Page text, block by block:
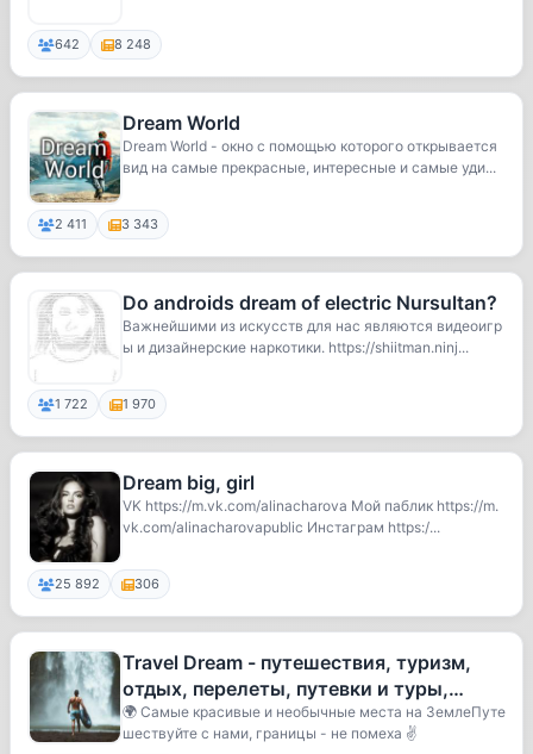
642 8 248
Dream World
Dream World - окно с помощью которого открывается
вид на самые прекрасные, интересные и самые уди...
2 411 3 343
Do androids dream of electric Nursultan?
Важнейшими из искусств для нас являются видеоигр
ы и дизайнерские наркотики. https://shiitman.ninj...
1 722 1 970
Dream big, girl
VK https://m.vk.com/alinacharova Мой паблик https://m.
vk.com/alinacharovapublic Инстаграм https:/...
25 892 306
Travel Dream - путешествия, туризм,
отдых, перелеты, путевки и туры,
Турция, Египет, Тайланд, Бали,
🌍 Самые красивые и необычные места на ЗемлеПуте
шествуйте с нами, границы - не помеха ✌️